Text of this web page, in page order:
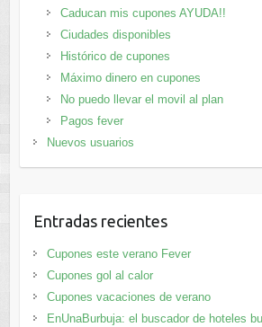
Caducan mis cupones AYUDA!!
Ciudades disponibles
Histórico de cupones
Máximo dinero en cupones
No puedo llevar el movil al plan
Pagos fever
Nuevos usuarios
Entradas recientes
Cupones este verano Fever
Cupones gol al calor
Cupones vacaciones de verano
EnUnaBurbuja: el buscador de hoteles